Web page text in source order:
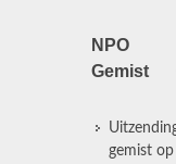
NPO
Gemist
gemist op